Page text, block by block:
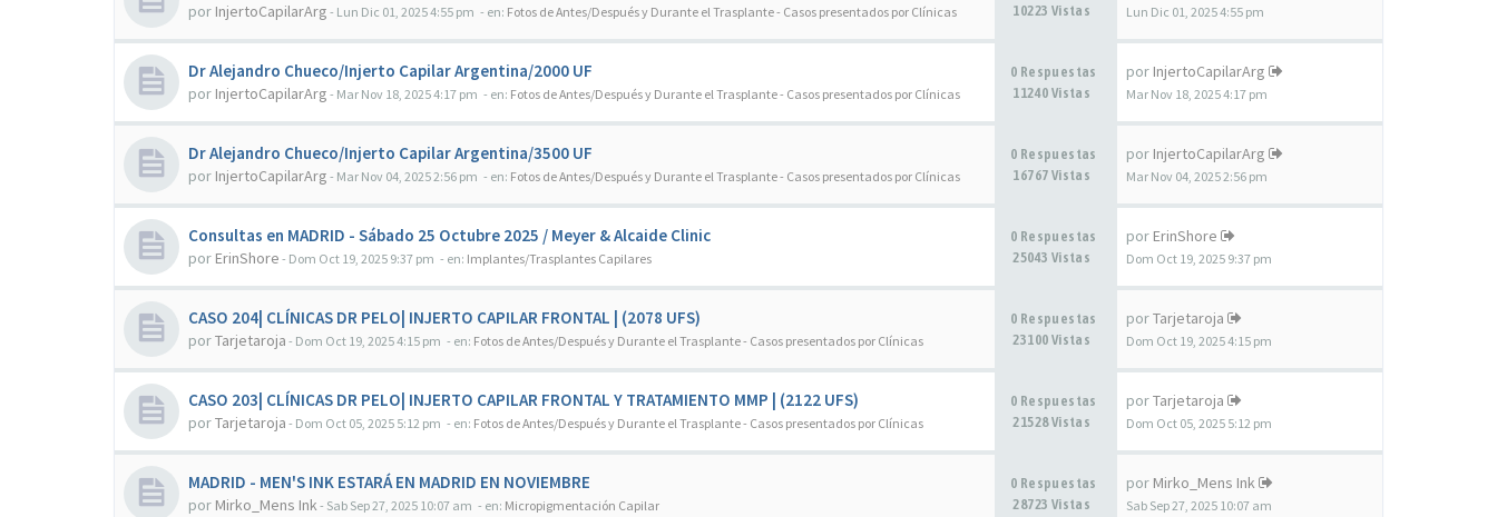
por InjertoCapilarArg - Lun Dic 01, 2025 4:55 pm - en: Fotos de Antes/Después y Durante el Trasplante - Casos presentados por Clínicas
10223 Vistas
Lun Dic 01, 2025 4:55 pm
Dr Alejandro Chueco/Injerto Capilar Argentina/2000 UF
por InjertoCapilarArg - Mar Nov 18, 2025 4:17 pm - en: Fotos de Antes/Después y Durante el Trasplante - Casos presentados por Clínicas
0 Respuestas
11240 Vistas
por InjertoCapilarArg
Mar Nov 18, 2025 4:17 pm
Dr Alejandro Chueco/Injerto Capilar Argentina/3500 UF
por InjertoCapilarArg - Mar Nov 04, 2025 2:56 pm - en: Fotos de Antes/Después y Durante el Trasplante - Casos presentados por Clínicas
0 Respuestas
16767 Vistas
por InjertoCapilarArg
Mar Nov 04, 2025 2:56 pm
Consultas en MADRID - Sábado 25 Octubre 2025 / Meyer & Alcaide Clinic
por ErinShore - Dom Oct 19, 2025 9:37 pm - en: Implantes/Trasplantes Capilares
0 Respuestas
25043 Vistas
por ErinShore
Dom Oct 19, 2025 9:37 pm
CASO 204| CLÍNICAS DR PELO| INJERTO CAPILAR FRONTAL | (2078 UFS)
porTarjetaroja - Dom Oct 19, 2025 4:15 pm - en: Fotos de Antes/Después y Durante el Trasplante - Casos presentados por Clínicas
0 Respuestas
23100 Vistas
porTarjetaroja
Dom Oct 19, 2025 4:15 pm
CASO 203| CLÍNICAS DR PELO| INJERTO CAPILAR FRONTAL Y TRATAMIENTO MMP | (2122 UFS)
porTarjetaroja - Dom Oct 05, 2025 5:12 pm - en: Fotos de Antes/Después y Durante el Trasplante - Casos presentados por Clínicas
0 Respuestas
21528 Vistas
porTarjetaroja
Dom Oct 05, 2025 5:12 pm
MADRID - MEN'S INK ESTARÁ EN MADRID EN NOVIEMBRE
por Mirko_Mens Ink- Sab Sep 27, 2025 10:07 am - en: Micropigmentación Capilar
0 Respuestas
28723 Vistas
por Mirko_Mens Ink
Sab Sep 27, 2025 10:07 am